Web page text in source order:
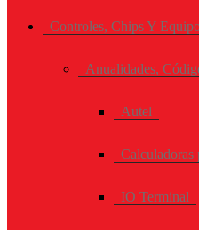
Controles, Chips Y
Anualidades,
Autel
Calculadoras
IO Terminal